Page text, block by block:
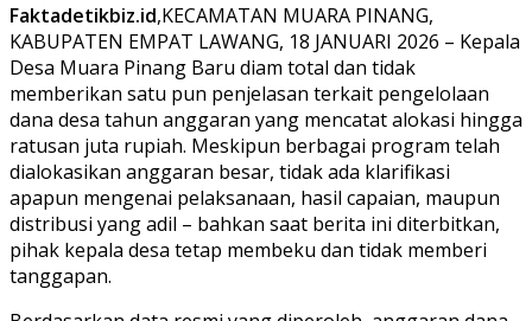
Faktadetikbiz.id,KECAMATAN MUARA PINANG,
KABUPATEN EMPAT LAWANG, 18 JANUARI 2026 – Kepala
Desa Muara Pinang Baru diam total dan tidak
memberikan satu pun penjelasan terkait pengelolaan
dana desa tahun anggaran yang mencatat alokasi hingga
ratusan juta rupiah. Meskipun berbagai program telah
dialokasikan anggaran besar, tidak ada klarifikasi
apapun mengenai pelaksanaan, hasil capaian, maupun
distribusi yang adil – bahkan saat berita ini diterbitkan,
pihak kepala desa tetap membeku dan tidak memberi
tanggapan.